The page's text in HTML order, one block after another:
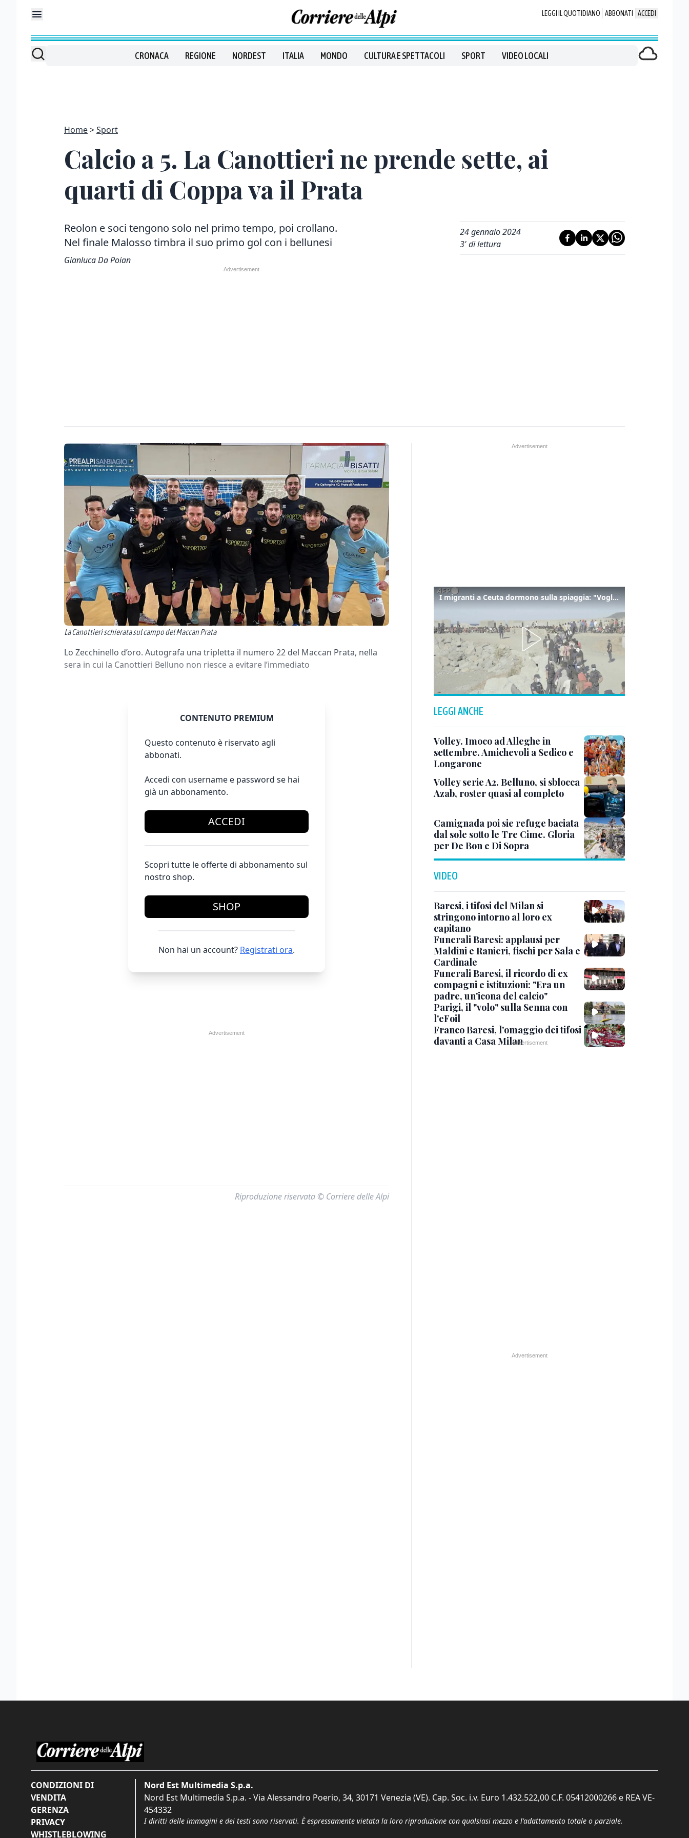
LEGGI IL QUOTIDIANO ABBONATI ACCEDI
CRONACA REGIONE NORDEST ITALIA MONDO CULTURA E SPETTACOLI SPORT VIDEO LOCALI
Home Sport
Calcio a 5. La Canottieri ne prende sette, ai
quarti di Coppa va il Prata
Reolon e soci tengono solo nel primo tempo, poi crollano.
Nel finale Malosso timbra il suo primo gol con i bellunesi
Gianluca Da Poian
24 gennaio 2024
3' di lettura
La Canottieri schierata sul campo del Maccan Prata
Lo Zecchinello d’oro. Autografa una tripletta il numero 22 del Maccan Prata, nella
sera in cui la Canottieri Belluno non riesce a evitare l’immediato
CONTENUTO PREMIUM
Questo contenuto è riservato agli
abbonati.
Accedi con username e password se hai
già un abbonamento.
ACCEDI
Scopri tutte le offerte di abbonamento sul
nostro shop.
SHOP
Non hai un account? Registrati ora.
Riproduzione riservata © Corriere delle Alpi
I migranti a Ceuta dormono sulla spiaggia: "Vogliamo entrare in Europa"
LEGGI ANCHE
Volley. Imoco ad Alleghe in
settembre. Amichevoli a Sedico e
Longarone
Volley serie A2. Belluno, si sblocca
Azab, roster quasi al completo
Camignada poi sie refuge baciata
dal sole sotto le Tre Cime. Gloria
per De Bon e Di Sopra
VIDEO
Baresi, i tifosi del Milan si
stringono intorno al loro ex
capitano
Funerali Baresi: applausi per
Maldini e Ranieri, fischi per Sala e
Cardinale
Funerali Baresi, il ricordo di ex
compagni e istituzioni: "Era un
padre, un'icona del calcio"
Parigi, il "volo" sulla Senna con
l'eFoil
Franco Baresi, l'omaggio dei tifosi
davanti a Casa Milan
CONDIZIONI DI
VENDITA
GERENZA
PRIVACY
WHISTLEBLOWING
Nord Est Multimedia S.p.a.
Nord Est Multimedia S.p.a. - Via Alessandro Poerio, 34, 30171 Venezia (VE). Cap. Soc. i.v. Euro 1.432.522,00 C.F. 05412000266 e REA VE-
454332
I diritti delle immagini e dei testi sono riservati. È espressamente vietata la loro riproduzione con qualsiasi mezzo e l'adattamento totale o parziale.